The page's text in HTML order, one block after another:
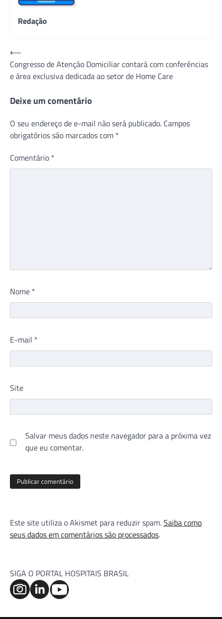
Redação
Navegação
de
Post
⟵
Congresso de Atenção Domiciliar contará com conferências
e área exclusiva dedicada ao setor de Home Care
Deixe um comentário
O seu endereço de e-mail não será publicado. Campos
obrigatórios são marcados com *
Comentário *
Nome *
E-mail *
Site
Salvar meus dados neste navegador para a próxima vez
que eu comentar.
Este site utiliza o Akismet para reduzir spam.Saiba como
seus dados em comentários são processados.
SIGA O PORTAL HOSPITAIS BRASIL